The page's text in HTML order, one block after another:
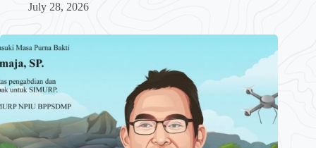
July 28, 2026